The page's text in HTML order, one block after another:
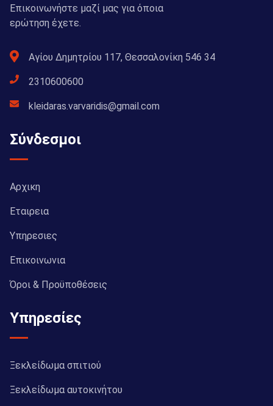
Επικοινωνήστε μαζί μας για όποια
ερώτηση έχετε.
Αγίου Δημητρίου 117, Θεσσαλονίκη 546 34
2310600600
kleidaras.varvaridis@gmail.com
Σύνδεσμοι
Αρχικη
Εταιρεια
Υπηρεσιες
Επικοινωνια
Όροι & Προϋποθέσεις
Υπηρεσίες
Ξεκλείδωμα σπιτιού
Ξεκλείδωμα αυτοκινήτου